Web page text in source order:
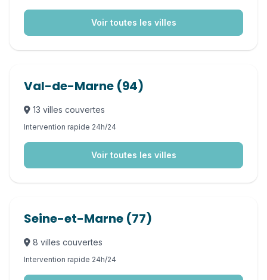
Voir toutes les villes
Val-de-Marne (94)
13 villes couvertes
Intervention rapide 24h/24
Voir toutes les villes
Seine-et-Marne (77)
8 villes couvertes
Intervention rapide 24h/24